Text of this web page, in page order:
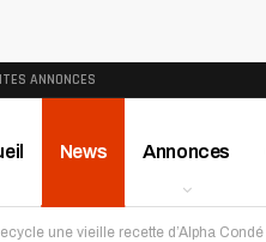
ANNONCES
News Annonces
une vieille recette d’Alpha Condé